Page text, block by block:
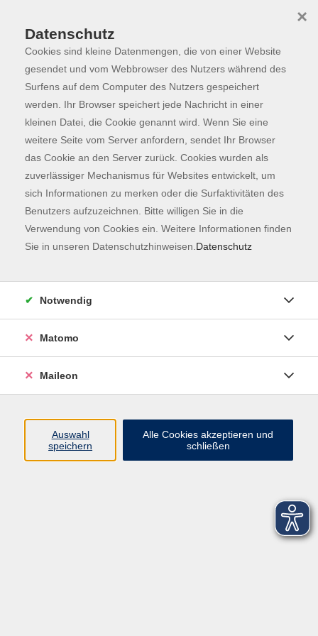
Skip to main content
Programm
Der Kurs konnte nicht gefunden werden.
Kontaktformular
Impressum
AGB
Datenschutzerklärung
Datenschutz
Cookies sind kleine Datenmengen, die von einer Website
gesendet und vom Webbrowser des Nutzers während des
Surfens auf dem Computer des Nutzers gespeichert
werden. Ihr Browser speichert jede Nachricht in einer
kleinen Datei, die Cookie genannt wird. Wenn Sie eine
weitere Seite vom Server anfordern, sendet Ihr Browser
das Cookie an den Server zurück. Cookies wurden als
zuverlässiger Mechanismus für Websites entwickelt, um
sich Informationen zu merken oder die Surfaktivitäten des
Benutzers aufzuzeichnen. Bitte willigen Sie in die
Verwendung von Cookies ein. Weitere Informationen finden
Sie in unseren Datenschutzhinweisen. Datenschutz
×
Notwendig
Matomo
Maileon
Auswahl
speichern
Alle Cookies akzeptieren und
schließen